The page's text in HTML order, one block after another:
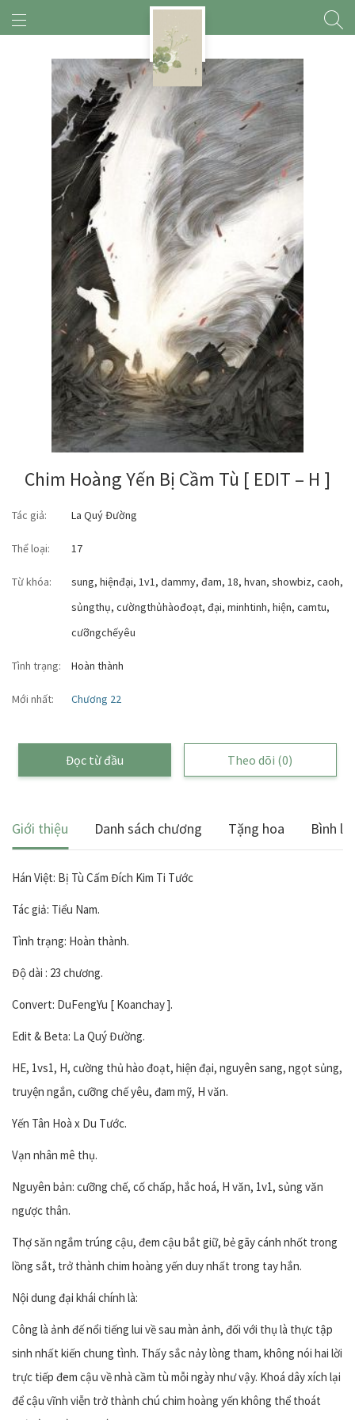
Chim Hoàng Yến Bị Cầm Tù [ EDIT – H ]
Tác giả: La Quý Đường
Thể loại: 17
Từ khóa: sung, hiệnđại, 1v1, dammy, đam, 18, hvan, showbiz, caoh,
sủngthụ, cườngthủhàođoạt, đại, minhtinh, hiện, camtu,
cưỡngchếyêu
Tình trạng: Hoàn thành
Mới nhất: Chương 22
Đọc từ đầu Theo dõi (0)
Giới thiệu Danh sách chương Tặng hoa Bình
Hán Việt: Bị Tù Cấm Đích Kim Ti Tước
Tác giả: Tiểu Nam.
Tình trạng: Hoàn thành.
Độ dài : 23 chương.
Convert: DuFengYu [ Koanchay ].
Edit & Beta: La Quý Đường.
HE, 1vs1, H, cường thủ hào đoạt, hiện đại, nguyên sang, ngọt sủng,
truyện ngắn, cưỡng chế yêu, đam mỹ, H văn.
Yến Tân Hoà x Du Tước.
Vạn nhân mê thụ.
Nguyên bản: cưỡng chế, cố chấp, hắc hoá, H văn, 1v1, sủng văn
ngược thân.
Thợ săn ngắm trúng cậu, đem cậu bắt giữ, bẻ gãy cánh nhốt trong
lồng sắt, trở thành chim hoàng yến duy nhất trong tay hắn.
Nội dung đại khái chính là:
Công là ảnh đế nổi tiếng lui về sau màn ảnh, đối với thụ là thực tập
sinh nhất kiến chung tình. Thấy sắc nảy lòng tham, không nói hai lời
trực tiếp đem cậu về nhà cầm tù mỗi ngày như vậy. Khoá dây xích lại
để cậu vĩnh viễn trở thành chú chim hoàng yến không thể thoát